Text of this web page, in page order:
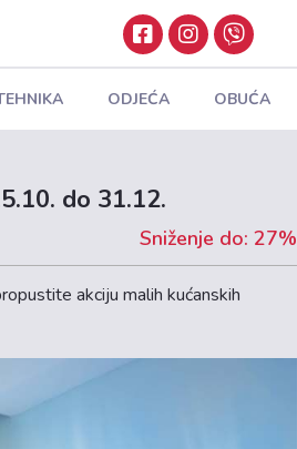
ODJEĆA OBUĆA
do 31.12.
Sniženje do: 27%
akciju malih kućanskih